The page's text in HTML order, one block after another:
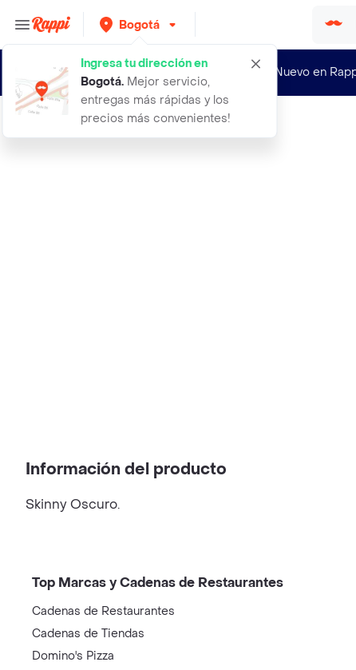
Bogotá
Ingresa tu dirección en
Bogotá. Mejor servicio,
entregas más rápidas y los
precios más convenientes!
¿Nuevo en
jean mujer azul talla 12 332e702 am
Información del producto
Skinny Oscuro.
Top Marcas y Cadenas de Restaurantes
Cadenas de Restaurantes
Cadenas de Tiendas
Domino's Pizza